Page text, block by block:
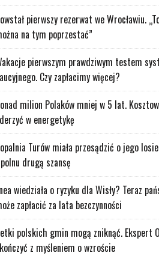
pierwszy rezerwat we Wrocławiu.
na tym poprzestać”
pierwszym prawdziwym testem
Czy zapłacimy więcej?
milion Polaków mniej w 5 lat.
w energetykę
Turów miała przesądzić o jego
drugą szansę
wiedziała o ryzyku dla Wisły? Teraz
zapłacić za lata bezczynności
polskich gmin mogą zniknąć. Ekspert
z myśleniem o wzroście